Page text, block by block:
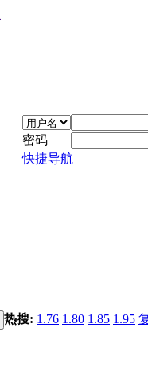
密码
快捷导航
热搜: 1.76 1.80 1.85 1.95